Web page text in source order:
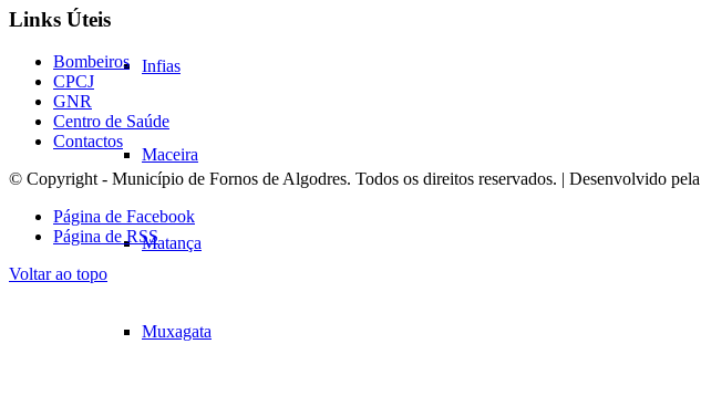
Infias
Maceira
Matança
Muxagata
Links Úteis
Bombeiros
CPCJ
GNR
Centro de Saúde
Contactos
© Copyright - Município de Fornos de Algodres. Todos os direitos reservados. | Desenvolvido pela
Página de Facebook
Página de RSS
Voltar ao topo